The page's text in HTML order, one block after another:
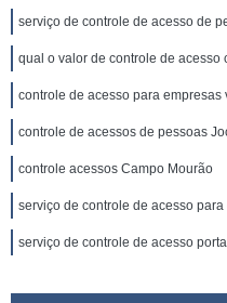
serviço de controle de acesso de
qual o valor de controle de acesso
controle de acesso para empresas
controle de acessos de pessoas
controle acessos Campo Mourão
serviço de controle de acesso
serviço de controle de acesso